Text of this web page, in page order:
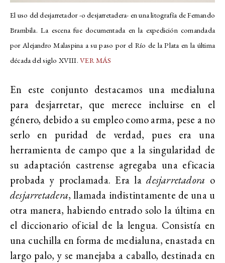
El uso del desjarretador -o desjarretadera- en una litografía de Fernando
Brambila. La escena fue documentada en la expedición comandada
por Alejandro Malaspina a su paso por el Río de la Plata en la última
década del siglo XVIII. VER MÁS
En este conjunto destacamos una medialuna
para desjarretar, que merece incluirse en el
género, debido a su empleo como arma, pese a no
serlo en puridad de verdad, pues era una
herramienta de campo que a la singularidad de
su adaptación castrense agregaba una eficacia
probada y proclamada. Era ladesjarretadora o
desjarretadera, llamada indistintamente de una u
otra manera, habiendo entrado solo la última en
el diccionario oficial de la lengua. Consistía en
una cuchilla en forma de medialuna, enastada en
largo palo, y se manejaba a caballo, destinada en